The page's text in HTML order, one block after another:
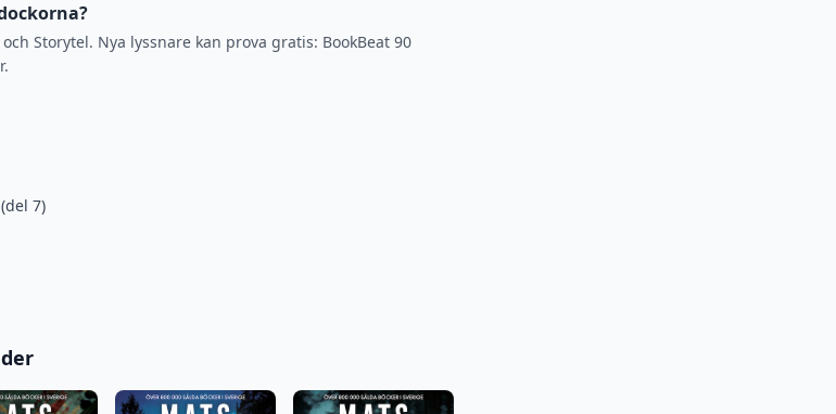
Storytel. Nya lyssnare kan prova gratis: BookBeat 90
7)